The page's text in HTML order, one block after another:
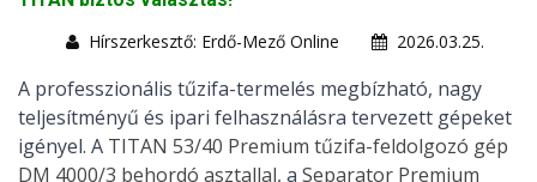
Hírszerkesztő: Erdő-Mező Online
2026.03.25.
A professzionális tűzifa-termelés megbízható, nagy
teljesítményű és ipari felhasználásra tervezett gépeket
igényel. A TITAN 53/40 Premium tűzifa-feldolgozó gép
DM 4000/3 behordó asztallal, a Separator Premium